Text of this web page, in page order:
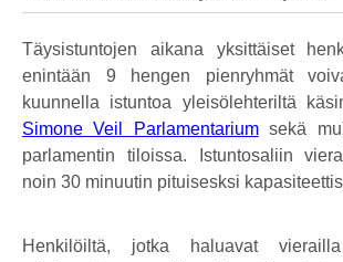
Täysistuntojen aikana yksittäiset
enintään 9 hengen pienryhmät
kuunnella istuntoa yleisölehteriltä
Simone Veil Parlamentariumsekä
parlamentin tiloissa. Istuntosaliin
noin 30 minuutin pituisesksi
Henkilöiltä, jotka haluavat vierailla